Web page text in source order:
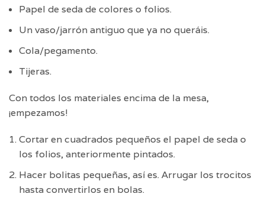
Papel de seda de colores o folios.
Un vaso/jarrón antiguo que ya no queráis.
Cola/pegamento.
Tijeras.
Con todos los materiales encima de la mesa,
¡empezamos!
Cortar en cuadrados pequeños el papel de seda o
los folios, anteriormente pintados.
Hacer bolitas pequeñas, así es. Arrugar los trocitos
hasta convertirlos en bolas.